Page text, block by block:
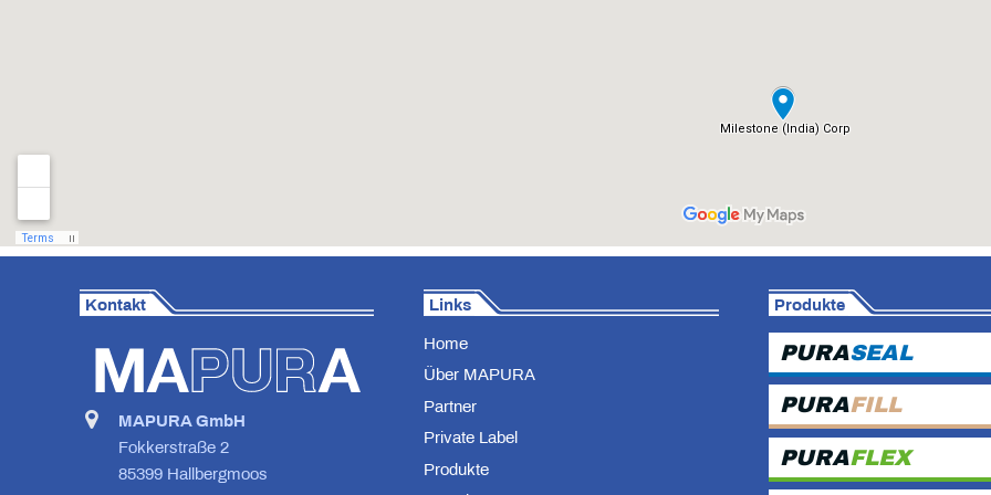
Kontakt
MAPURA GmbH
Fokkerstraße 2
85399 Hallbergmoos
Links
Home
Über MAPURA
Partner
Private Label
Produkte
Produkte
PURASEAL
PURAFILL
PURAFLEX